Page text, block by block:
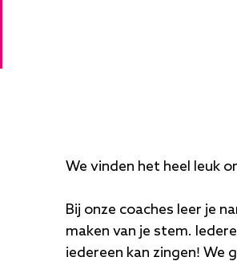
We vinden het heel leuk
Bij onze coaches leer je
maken van je stem.
iedereen kan zingen! We